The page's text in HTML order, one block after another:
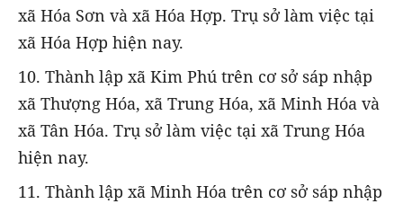
xã Hóa Sơn và xã Hóa Hợp. Trụ sở làm việc tại
xã Hóa Hợp hiện nay.
10. Thành lập xã Kim Phú trên cơ sở sáp nhập
xã Thượng Hóa, xã Trung Hóa, xã Minh Hóa và
xã Tân Hóa. Trụ sở làm việc tại xã Trung Hóa
hiện nay.
11. Thành lập xã Minh Hóa trên cơ sở sáp nhập